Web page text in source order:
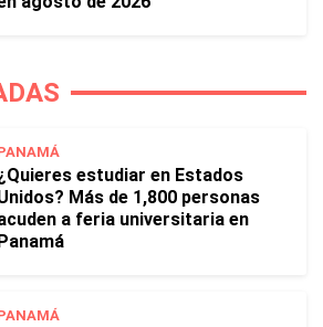
estudiar en Estados
Más de 1,800 personas
a feria universitaria en